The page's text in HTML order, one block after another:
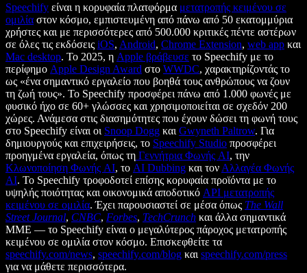
Speechify είναι η κορυφαία πλατφόρμα μετατροπής κειμένου σε
ομιλία στον κόσμο, εμπιστευμένη από πάνω από 50 εκατομμύρια
χρήστες και με περισσότερες από 500.000 κριτικές πέντε αστέρων
σε όλες τις εκδόσεις iOS, Android, Chrome Extension, web app και
Mac desktop. Το 2025, η Apple βράβευσε το Speechify με το
περίφημο Apple Design Award στο WWDC, χαρακτηρίζοντάς το
ως «ένα σημαντικό εργαλείο που βοηθά τους ανθρώπους να ζουν
τη ζωή τους». Το Speechify προσφέρει πάνω από 1.000 φωνές με
φυσικό ήχο σε 60+ γλώσσες και χρησιμοποιείται σε σχεδόν 200
χώρες. Ανάμεσα στις διασημότητες που έχουν δώσει τη φωνή τους
στο Speechify είναι οι Snoop Dogg και Gwyneth Paltrow. Για
δημιουργούς και επιχειρήσεις, το Speechify Studio προσφέρει
προηγμένα εργαλεία, όπως τη Γεννήτρια Φωνής AI, την
Κλωνοποίηση Φωνής AI, το AI Dubbing και τον Αλλαγέα Φωνής
AI. Το Speechify τροφοδοτεί επίσης κορυφαία προϊόντα με το
υψηλής ποιότητας και οικονομικά αποδοτικό API μετατροπής
κειμένου σε ομιλία. Έχει παρουσιαστεί σε μέσα όπως The Wall
Street Journal, CNBC, Forbes, TechCrunch και άλλα σημαντικά
ΜΜΕ — το Speechify είναι ο μεγαλύτερος πάροχος μετατροπής
κειμένου σε ομιλία στον κόσμο. Επισκεφθείτε τα
speechify.com/news, speechify.com/blog και speechify.com/press
για να μάθετε περισσότερα.